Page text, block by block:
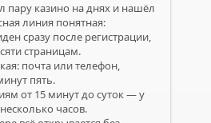
пару казино на днях и нашёл
линия понятная:
сразу после регистрации,
страницам.
почта или телефон,
пять.
от 15 минут до суток — у
часов.